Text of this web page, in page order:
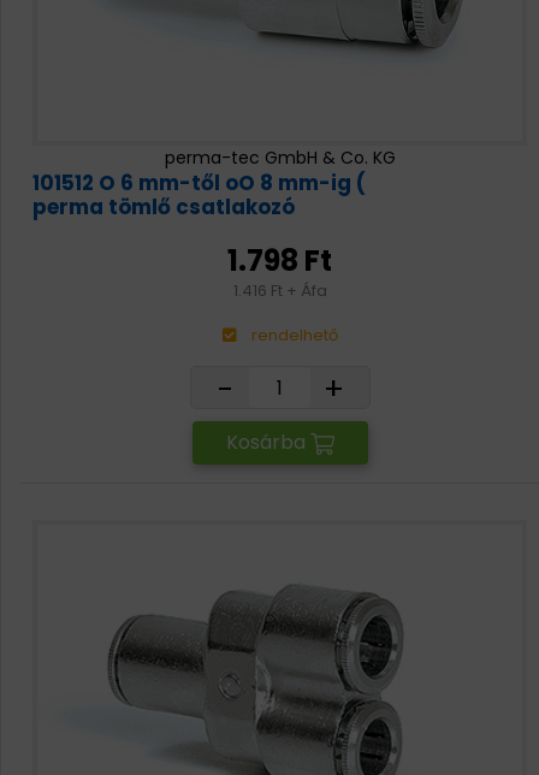
perma-tec GmbH & Co. KG
101512 O 6 mm-től oO 8 mm-ig (
perma tömlő csatlakozó
1.798 Ft
1.416 Ft + Áfa
rendelhető
- +
Kosárba